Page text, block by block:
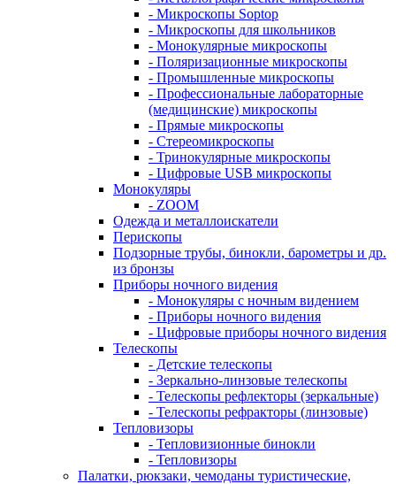
- Микроскопы Soptop
- Микроскопы для школьников
- Монокулярные микроскопы
- Поляризационные микроскопы
- Промышленные микроскопы
- Профессиональные лабораторные
(медицинские) микроскопы
- Прямые микроскопы
- Стереомикроскопы
- Тринокулярные микроскопы
- Цифровые USB микроскопы
Монокуляры
- ZOOM
Одежда и металлоискатели
Перископы
Подзорные трубы, бинокли, барометры и др.
из бронзы
Приборы ночного видения
- Монокуляры с ночным видением
- Приборы ночного видения
- Цифровые приборы ночного видения
Телескопы
- Детские телескопы
- Зеркально-линзовые телескопы
- Телескопы рефлекторы (зеркальные)
- Телескопы рефракторы (линзовые)
Тепловизоры
- Тепловизионные бинокли
- Тепловизоры
Палатки, рюкзаки, чемоданы туристические,